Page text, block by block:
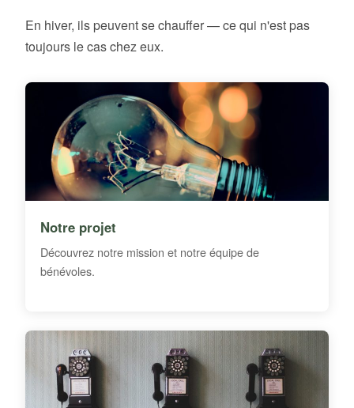
En hiver, ils peuvent se chauffer — ce qui n'est pas
toujours le cas chez eux.
Notre projet
Découvrez notre mission et notre équipe de
bénévoles.